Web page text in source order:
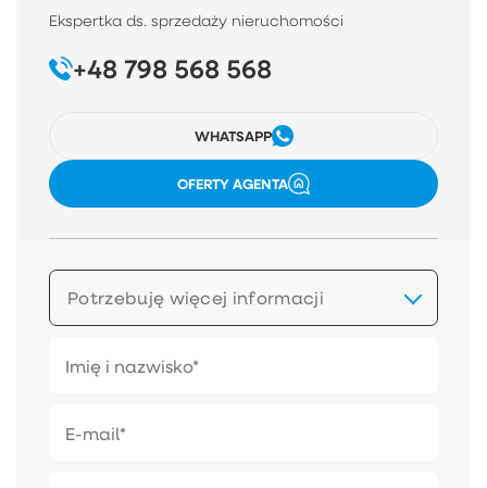
Ekspertka ds. sprzedaży nieruchomości
+48 798 568 568
WHATSAPP
OFERTY AGENTA
Potrzebuję więcej informacji